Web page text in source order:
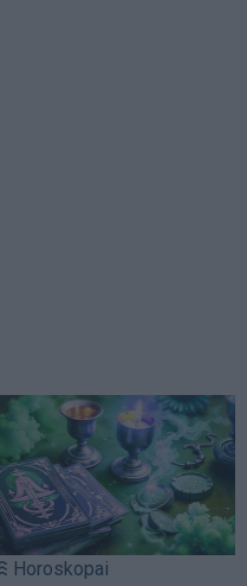
Horoskopai